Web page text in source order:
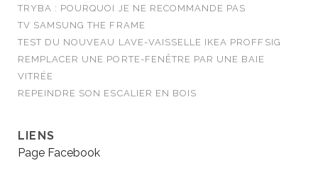
TRYBA : POURQUOI JE NE RECOMMANDE PAS
TV SAMSUNG THE FRAME
TEST DU NOUVEAU LAVE-VAISSELLE IKEA PROFFSIG
REMPLACER UNE PORTE-FENÊTRE PAR UNE BAIE
VITRÉE
REPEINDRE SON ESCALIER EN BOIS
LIENS
Page Facebook